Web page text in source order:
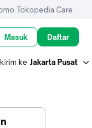
Tokopedia Care
Masuk Daftar
ke Jakarta Pusat